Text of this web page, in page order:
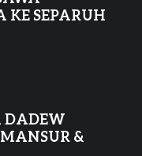
SEPARUH
DADEW
&